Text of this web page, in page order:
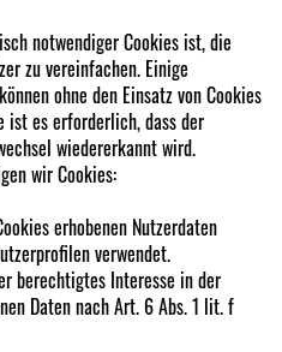
notwendiger Cookies ist, die
zu vereinfachen. Einige
ohne den Einsatz von Cookies
ist es erforderlich, dass der
wiedererkannt wird.
wir Cookies:
erhobenen Nutzerdaten
verwendet.
berechtigtes Interesse in der
Daten nach Art. 6 Abs. 1 lit. f